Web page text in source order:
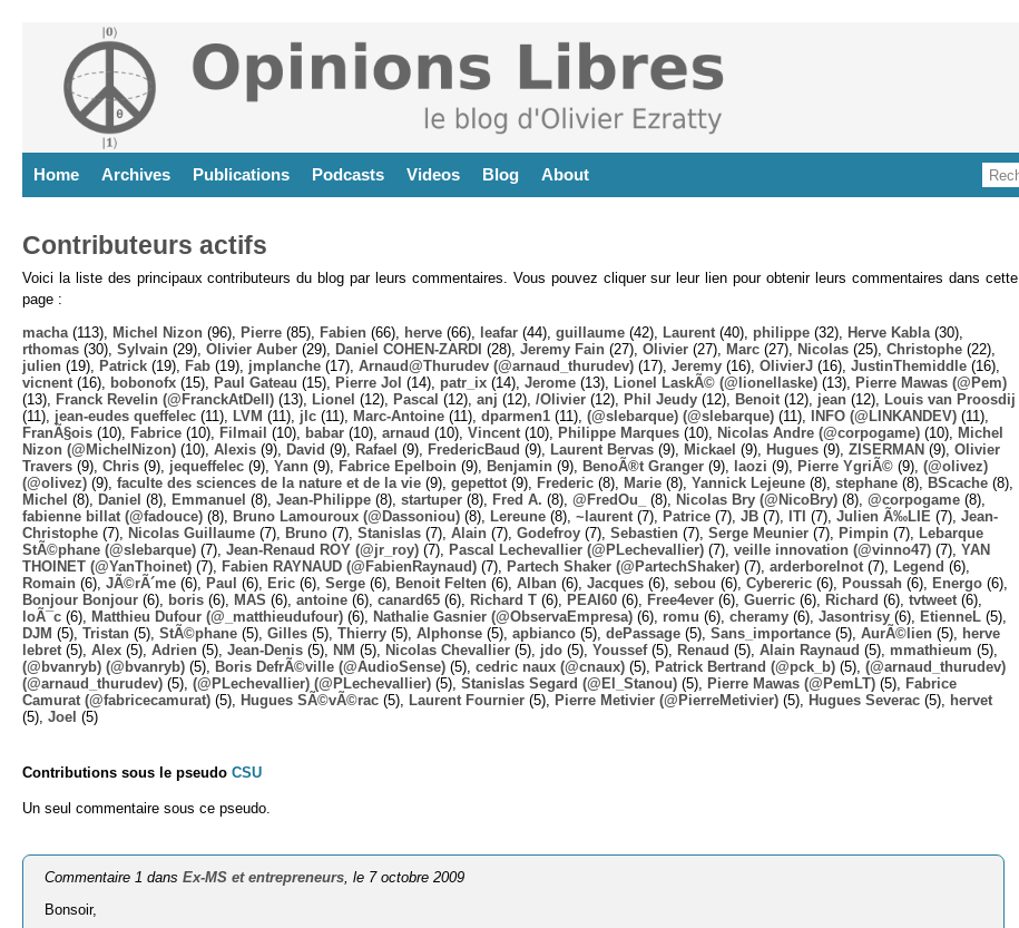
Home Archives Publications Podcasts Videos Blog About
Contributeurs actifs
Voici la liste des principaux contributeurs du blog par leurs commentaires. Vous pouvez cliquer sur leur lien pour obtenir leurs commentaires dans cette
page :
macha (113), Michel Nizon (96), Pierre (85), Fabien (66), herve (66), leafar (44), guillaume (42), Laurent (40), philippe (32), Herve Kabla (30),
rthomas (30), Sylvain (29), Olivier Auber (29), Daniel COHEN-ZARDI (28), Jeremy Fain (27), Olivier (27), Marc (27), Nicolas (25), Christophe (22),
julien (19), Patrick (19), Fab (19), jmplanche (17), Arnaud@Thurudev (@arnaud_thurudev) (17), Jeremy (16), OlivierJ (16), JustinThemiddle (16),
vicnent (16), bobonofx (15), Paul Gateau (15), Pierre Jol (14), patr_ix (14), Jerome (13), Lionel LaskÃ© (@lionellaske) (13),
Pierre Mawas (@Pem)
(13),
Franck Revelin (@FranckAtDell) (13), Lionel (12), Pascal (12), anj (12), /Olivier (12), Phil Jeudy (12), Benoit (12), jean (12),
Louis van Proosdij
(11), jean-eudes queffelec (11), LVM (11), jlc (11), Marc-Antoine (11), dparmen1 (11), (@slebarque) (@slebarque) (11), INFO (@LINKANDEV) (11),
FranÃ§ois (10), Fabrice (10), Filmail (10), babar (10), arnaud (10), Vincent (10), Philippe Marques (10), Nicolas Andre (@corpogame) (10),
Michel
Nizon (@MichelNizon) (10), Alexis (9), David (9), Rafael (9), FredericBaud (9), Laurent Bervas (9), Mickael (9), Hugues (9), ZISERMAN (9), Olivier
Travers (9), Chris (9), jequeffelec (9), Yann (9), Fabrice Epelboin (9), Benjamin (9), BenoÃ®t Granger (9), laozi (9), Pierre YgriÃ© (9), (@olivez)
(@olivez) (9), faculte des sciences de la nature et de la vie (9), gepettot (9), Frederic (8), Marie (8), Yannick Lejeune (8), stephane (8), BScache (8),
Michel (8), Daniel (8), Emmanuel (8), Jean-Philippe (8), startuper (8), Fred A. (8), @FredOu_ (8), Nicolas Bry (@NicoBry) (8), @corpogame (8),
fabienne billat (@fadouce) (8), Bruno Lamouroux (@Dassoniou) (8), Lereune (8), ~laurent (7), Patrice (7), JB (7), ITI (7), Julien Ã‰LIE (7), Jean-
Christophe (7), Nicolas Guillaume (7), Bruno (7), Stanislas (7), Alain (7), Godefroy (7), Sebastien (7), Serge Meunier (7), Pimpin (7),
Lebarque
StÃ©phane (@slebarque) (7), Jean-Renaud ROY (@jr_roy) (7), Pascal Lechevallier (@PLechevallier) (7), veille innovation (@vinno47) (7), YAN
THOINET (@YanThoinet) (7), Fabien RAYNAUD (@FabienRaynaud) (7), Partech Shaker (@PartechShaker) (7), arderborelnot (7), Legend (6),
Romain (6), JÃ©rÃ´me (6), Paul (6), Eric (6), Serge (6), Benoit Felten (6), Alban (6), Jacques (6), sebou (6), Cybereric (6), Poussah (6), Energo (6),
Bonjour Bonjour (6), boris (6), MAS (6), antoine (6), canard65 (6), Richard T (6), PEAI60 (6), Free4ever (6), Guerric (6), Richard (6), tvtweet (6),
loÃ¯c (6), Matthieu Dufour (@_matthieudufour) (6), Nathalie Gasnier (@ObservaEmpresa) (6), romu (6), cheramy (6), Jasontrisy (6), EtienneL (5),
DJM (5), Tristan (5), StÃ©phane (5), Gilles (5), Thierry (5), Alphonse (5), apbianco (5), dePassage (5), Sans_importance (5), AurÃ©lien (5),
herve
lebret (5), Alex (5), Adrien (5), Jean-Denis (5), NM (5), Nicolas Chevallier (5), jdo (5), Youssef(5), Renaud (5), Alain Raynaud (5), mmathieum (5),
(@bvanryb) (@bvanryb) (5), Boris DefrÃ©ville (@AudioSense) (5), cedric naux (@cnaux) (5), Patrick Bertrand (@pck_b) (5), (@arnaud_thurudev)
(@arnaud_thurudev) (5), (@PLechevallier) (@PLechevallier) (5), Stanislas Segard (@El_Stanou) (5), Pierre Mawas (@PemLT) (5),
Fabrice
Camurat (@fabricecamurat) (5), Hugues SÃ©vÃ©rac (5), Laurent Fournier (5), Pierre Metivier (@PierreMetivier) (5), Hugues Severac (5),
hervet
(5), Joel (5)
Contributions sous le pseudo CSU
Un seul commentaire sous ce pseudo.
Commentaire 1 dansEx-MS et entrepreneurs , le 7 octobre 2009
Bonsoir,